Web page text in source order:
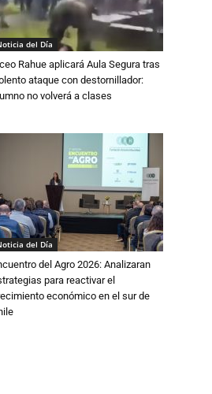
del Día
Rahue aplicará Aula Segura tras
ataque con destornillador:
no volverá a clases
del Día
del Agro 2026: Analizaran
para reactivar el
económico en el sur de